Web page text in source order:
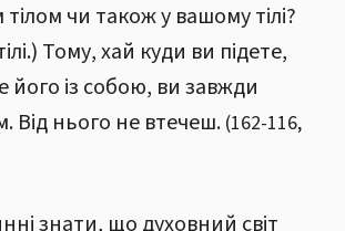
чи також у вашому тілі?
Тому, хай куди ви підете,
його із собою, ви завжди
Від нього не втечеш. (162-116,
знати, що духовний світ